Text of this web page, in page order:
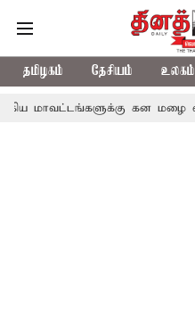
தமிழகம் தேசியம் உலகம்
கன மழை எச்சரிக்கை